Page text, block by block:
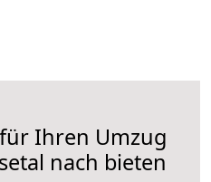
Ihren Umzug
nach bieten